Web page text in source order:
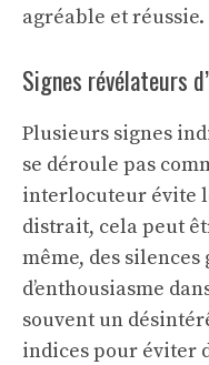
agréable et réussie.
Signes révélateurs
Plusieurs signes
se déroule pas
interlocuteur évite
distrait, cela peut
même, des
d’enthousiasme
souvent un
indices pour éviter